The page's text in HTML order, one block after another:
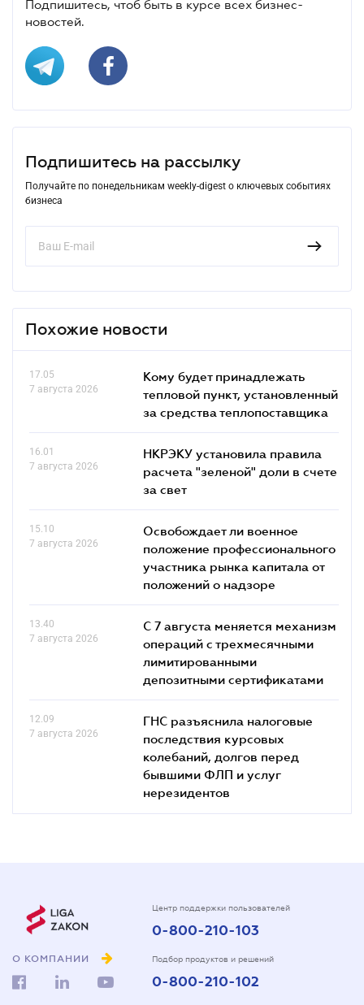
Подпишитесь, чтоб быть в курсе всех бизнес-
новостей.
Подпишитесь на рассылку
Получайте по понедельникам weekly-digest о ключевых событиях
бизнеса
Похожие новости
17.05
7 августа 2026
Кому будет принадлежать
тепловой пункт, установленный
за средства теплопоставщика
16.01
7 августа 2026
НКРЭКУ установила правила
расчета "зеленой" доли в счете
за свет
15.10
7 августа 2026
Освобождает ли военное
положение профессионального
участника рынка капитала от
положений о надзоре
13.40
7 августа 2026
С 7 августа меняется механизм
операций с трехмесячными
лимитированными
депозитными сертификатами
12.09
7 августа 2026
ГНС разъяснила налоговые
последствия курсовых
колебаний, долгов перед
бывшими ФЛП и услуг
нерезидентов
О КОМПАНИИ
Центр поддержки пользователей
0-800-210-103
Подбор продуктов и решений
0-800-210-102